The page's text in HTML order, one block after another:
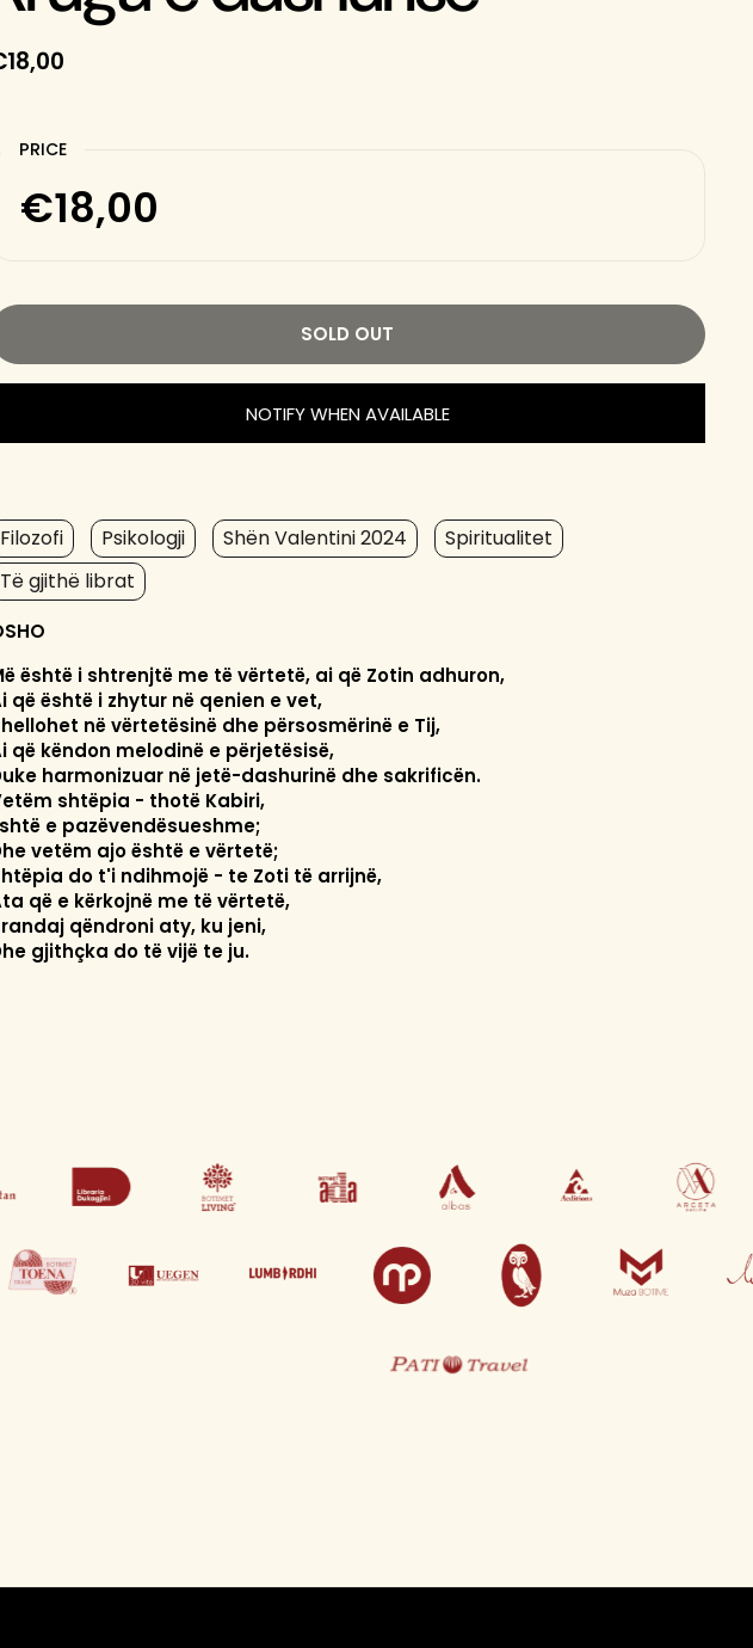
PRICE
€18,00
SOLD OUT
NOTIFY WHEN AVAILABLE
Filozofi Psikologji Shën Valentini 2024
Spiritualitet
Të gjithë librat
është i shtrenjtë me të vërtetë, ai që Zotin adhuron,
që është i zhytur në qenien e vet,
në vërtetësinë dhe përsosmërinë e Tij,
që këndon melodinë e përjetësisë,
harmonizuar në jetë-dashurinë dhe sakrificën.
shtëpia - thotë Kabiri,
e pazëvendësueshme;
vetëm ajo është e vërtetë;
do t'i ndihmojë - te Zoti të arrijnë,
që e kërkojnë me të vërtetë,
qëndroni aty, ku jeni,
gjithçka do të vijë te ju.